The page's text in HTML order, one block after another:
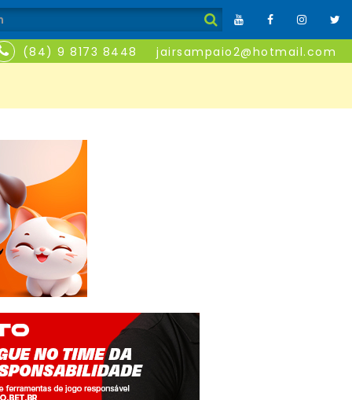
(84) 9 8173 8448 jairsampaio2@hotmail.com